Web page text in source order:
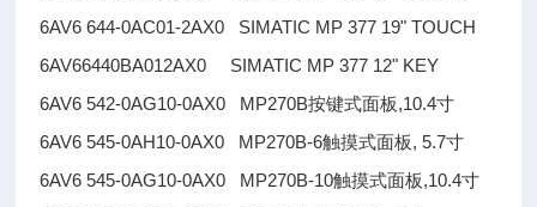
6AV6 644-0AC01-2AX0 SIMATIC MP 377 19" TOUCH
6AV66440BA012AX0 SIMATIC MP 377 12" KEY
6AV6 542-0AG10-0AX0 MP270B按键式面板,10.4寸
6AV6 545-0AH10-0AX0 MP270B-6触摸式面板, 5.7寸
6AV6 545-0AG10-0AX0 MP270B-10触摸式面板,10.4寸